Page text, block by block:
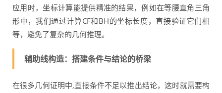
应用时，坐标计算能提供精准的结果，例如在等腰直角三角
形中，我们通过计算CF和BH的坐标长度，直接验证它们相
等，避免了复杂的几何推理。
辅助线构造：搭建条件与结论的桥梁
在很多几何证明中,直接条件不足以推出结论，这时就需要构